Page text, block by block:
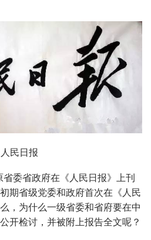
人民日报
省委省政府在《人民日报》上刊
期省级党委和政府首次在《人民
，为什么一级省委和省府要在中
开检讨，并被附上报告全文呢？